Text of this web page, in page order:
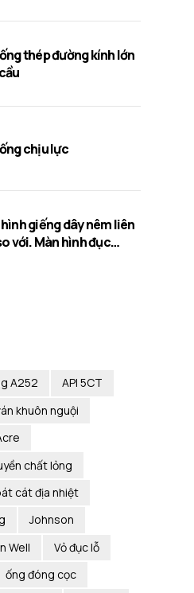
thép đường kính lớn
chịu lực
giếng dây nêm liên
với. Màn hình đục
A252
API 5CT
khuôn nguội
chất lỏng
cát địa nhiệt
Johnson
Well
Vỏ đục lỗ
ống đóng cọc